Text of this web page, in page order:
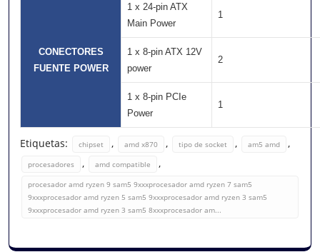
CONECTORES
FUENTE POWER
1 x 24-pin ATX
Main Power
1
1 x 8-pin ATX 12V
power
2
1 x 8-pin PCIe
Power
1
Etiquetas: chipset , amd x870 , tipo de socket , am5 amd ,
procesadores , amd compatible ,
procesador amd ryzen 9 sam5 9xxxprocesador amd ryzen 7 sam5
9xxxprocesador amd ryzen 5 sam5 9xxxprocesador amd ryzen 3 sam5
9xxxprocesador amd ryzen 3 sam5 8xxxprocesador am...